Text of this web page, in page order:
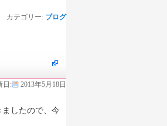
カテゴリー: ブログ
日: 2013年5月18日
したので、今